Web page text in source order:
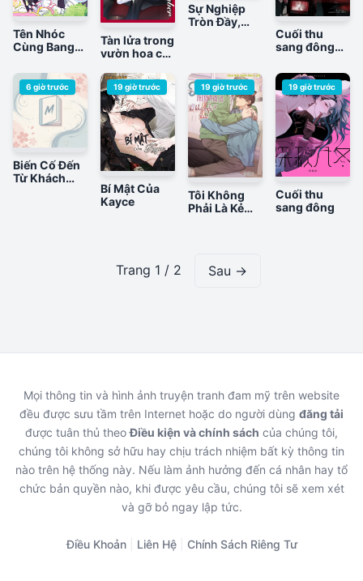
Tên Nhóc
Cùng Bang
Xóm
Tàn lửa trong
vườn hoa cô
Sự Nghiệp
Tròn Đầy,
Cuối thu
sang đông
6 giờ trước
Biến Cố Đến
Từ Khách
19 giờ trước
Bí Mật Của
Kayce
19 giờ trước
Tôi Không
Phải Là Kẻ
19 giờ trước
Cuối thu
sang đông
Trang 1 / 2 Sau →
Mọi thông tin và hình ảnh truyện tranh đam mỹ trên website
đều được sưu tầm trên Internet hoặc do người dùng đăng tải
được tuân thủ theoĐiều kiện và chính sách của chúng tôi,
chúng tôi không sở hữu hay chịu trách nhiệm bất kỳ thông tin
nào trên hệ thống này. Nếu làm ảnh hưởng đến cá nhân hay tổ
chức bản quyền nào, khi được yêu cầu, chúng tôi sẽ xem xét
và gỡ bỏ ngay lập tức.
Điều Khoản Liên Hệ Chính Sách Riêng Tư